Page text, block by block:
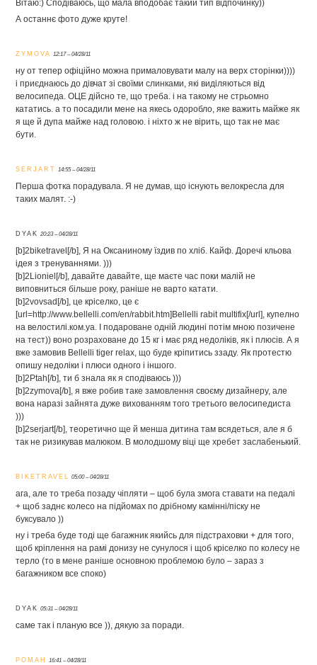
Вітаю:) Сподіваюсь, що мала вподобає такий тип відпочинку))
А останнє фото дуже круте!
ZYMOVA 12:17 – 04/28/11
ну от тепер офіційно можна прималовувати малу на верх сторінки))))
і приєднаюсь до дівчат зі своїми слинками, які виділяються від
велосипеда. ОЦЕ дійсно те, що треба. і на такому не стрьомно
кататись. а то посадили мене на якесь одоробло, яке важить майже як
я ще й дупа майже над головою. і ніхто ж не вірить, що так не має
бути.
SERJART 14:55 – 04/28/11
Перша фотка порадувала. Я не думав, що існують велокресла для
таких малят. :-)
DYAK 20:23 – 04/28/11
[b]2biketravel[/b], Я на Оксаниному їздив по хліб. Кайф. Доречі кльова
ідея з тренуваннями. )))
[b]2Lioniel[/b], давайте давайте, ще маєте час поки малій не
виповниться більше року, раніше не варто катати.
[b]2vovsad[/b], це кріселко, це є
[url=http://www.bellelli.com/en/rabbit.htm]Bellelli rabit multifix[/url], купелно
на велостилі.ком.уа. І подароване одній людині потім мною позичене
на тест)) воно розраховане до 15 кг і має ряд недоліків, як і плюсів. А я
вже замовив Bellelli tiger relax, що буде кріпитись ззаду. Як протестю
опишу недоліки і плюси одного і іншого.
[b]2Ptah[/b], ти б знала як я сподіваюсь )))
[b]2zymova[/b], я вже робив таке замовлення своєму дизайнеру, але
вона наразі зайнята дуже вихованням того третього велосипедиста
)))
[b]2serjart[/b], теоретично ще й менша дитина там всядеться, але я б
так не ризикував малюком. В молодшому віці ще хребет заслабенький.
BIKETRAVEL 05:00 – 04/28/11
ага, але то треба позаду чіпляти – щоб була змога ставати на педалі
+ щоб заднє колесо на підйомах по дрібному камінні/піску не
буксувало ))
ну і треба буде тоді ще багажник якийсь для підстраховки + для того,
щоб кріплення на рамі донизу не сунулося і щоб кріселко по колесу не
терло (то в мене раніше основною проблемою було – зараз з
багажником все споко)
DYAK 05:31 – 04/28/11
саме так і планую все )), дякую за поради.
РОМАН 16:41 – 04/28/11